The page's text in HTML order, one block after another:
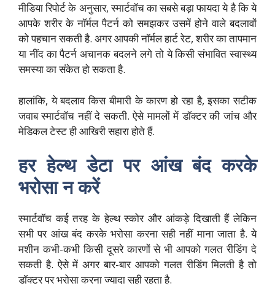
मीडिया रिपोर्ट के अनुसार, स्मार्टवॉच का सबसे बड़ा फायदा ये है कि ये
आपके शरीर के नॉर्मल पैटर्न को समझकर उसमें होने वाले बदलावों
को पहचान सकती है. अगर आपकी नॉर्मल हार्ट रेट, शरीर का तापमान
या नींद का पैटर्न अचानक बदलने लगे तो ये किसी संभावित स्वास्थ्य
समस्या का संकेत हो सकता है.
हालांकि, ये बदलाव किस बीमारी के कारण हो रहा है, इसका सटीक
जवाब स्मार्टवॉच नहीं दे सकती. ऐसे मामलों में डॉक्टर की जांच और
मेडिकल टेस्ट ही आखिरी सहारा होते हैं.
हर हेल्थ डेटा पर आंख बंद करके
भरोसा न करें
स्मार्टवॉच कई तरह के हेल्थ स्कोर और आंकड़े दिखाती हैं लेकिन
सभी पर आंख बंद करके भरोसा करना सही नहीं माना जाता है. ये
मशीन कभी-कभी किसी दूसरे कारणों से भी आपको गलत रीडिंग दे
सकती है. ऐसे में अगर बार-बार आपको गलत रीडिंग मिलती है तो
डॉक्टर पर भरोसा करना ज्यादा सही रहता है.